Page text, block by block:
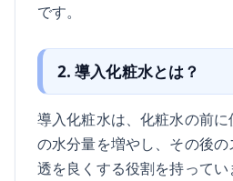
です。
2. 導入化粧水とは？
導入化粧水は、化粧水の前
の水分量を増やし、その後
透を良くする役割を持ってい